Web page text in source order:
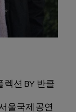
렉션 BY 반클
울국제공연